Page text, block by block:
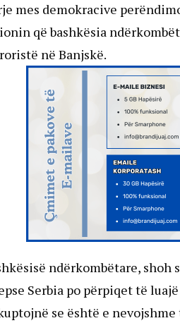
mes demokracive
që bashkësia
në Banjskë.
ndërkombëtare,
Serbia po përpiqet të
se është e